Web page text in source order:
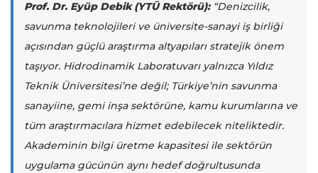
Prof. Dr. Eyüp Debik (YTÜ Rektörü):“Denizcilik,
savunma teknolojileri ve üniversite-sanayi iş birliği
açısından güçlü araştırma altyapıları stratejik önem
taşıyor. Hidrodinamik Laboratuvarı yalnızca Yıldız
Teknik Üniversitesi’ne değil; Türkiye’nin savunma
sanayiine, gemi inşa sektörüne, kamu kurumlarına ve
tüm araştırmacılara hizmet edebilecek niteliktedir.
Akademinin bilgi üretme kapasitesi ile sektörün
uygulama gücünün aynı hedef doğrultusunda